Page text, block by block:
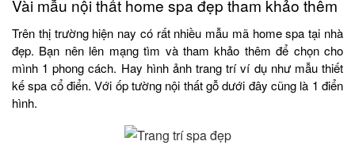
Vài mẫu nội thất home spa đẹp tham khảo thêm
Trên thị trường hiện nay có rất nhiều mẫu mã home spa tại nhà
đẹp. Bạn nên lên mạng tìm và tham khảo thêm để chọn cho
mình 1 phong cách. Hay hình ảnh trang trí ví dụ như mẫu thiết
kế spa cổ điển. Với ốp tường nội thất gỗ dưới đây cũng là 1 điển
hình.